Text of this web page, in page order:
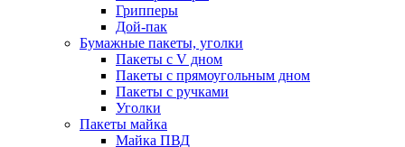
Грипперы
Дой-пак
Бумажные пакеты, уголки
Пакеты с V дном
Пакеты с прямоугольным дном
Пакеты с ручками
Уголки
Пакеты майка
Майка ПВД